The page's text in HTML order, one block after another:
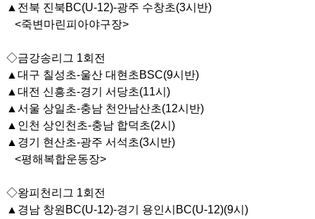
▲전북 진북BC(U-12)-광주 수창초(3시반)
<죽변마린피아야구장>
◇금강송리그 1회전
▲대구 칠성초-울산 대현초BSC(9시반)
▲대전 신흥초-경기 서당초(11시)
▲서울 상일초-충남 천안남산초(12시반)
▲인천 상인천초-충남 합덕초(2시)
▲경기 현산초-광주 서석초(3시반)
<평해복합운동장>
◇왕피천리그 1회전
▲경남 창원BC(U-12)-경기 용인시BC(U-12)(9시)